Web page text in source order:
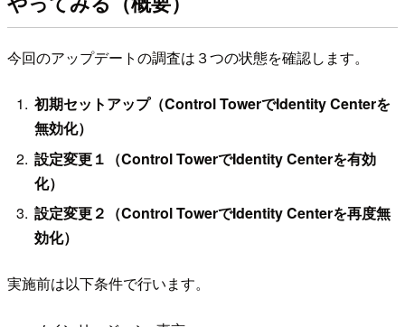
今回のアップデートの調査は３つの状態を確認します。
初期セットアップ（Control TowerでIdentity Centerを
無効化）
設定変更１（Control TowerでIdentity Centerを有効
化）
設定変更２（Control TowerでIdentity Centerを再度無
効化）
実施前は以下条件で行います。